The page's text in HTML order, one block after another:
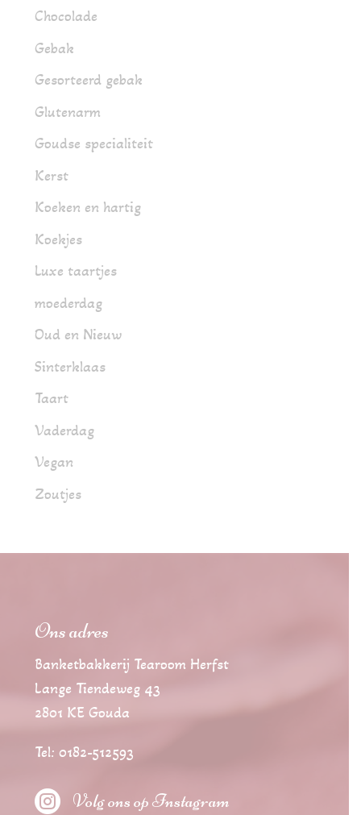
Chocolade
Gebak
Gesorteerd gebak
Glutenarm
Goudse specialiteit
Kerst
Koeken en hartig
Koekjes
Luxe taartjes
moederdag
Oud en Nieuw
Sinterklaas
Taart
Vaderdag
Vegan
Zoutjes
Ons adres
Banketbakkerij Tearoom Herfst
Lange Tiendeweg 43
2801 KE Gouda
Tel: 0182-512593
 Volg ons op Instagram